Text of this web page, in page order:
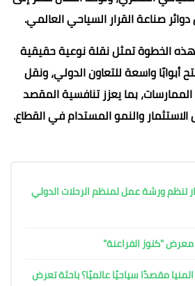
دوائر صناعة القرار السياحي العالمي.
الخطوة تمثل نقلة نوعية حقيقية
أبوابًا واسعة للتعاون الدولي، ونقل
الممارسات، بما يعزز تنافسية المقصد
والنمو المستدام في القطاع.
تنظم ورشة عمل لمنظم الرحلات الدولي
معرض "كنوز الفراعنة"
مقصدًا سياحيًا عالميًا؟ باحثة تعرض